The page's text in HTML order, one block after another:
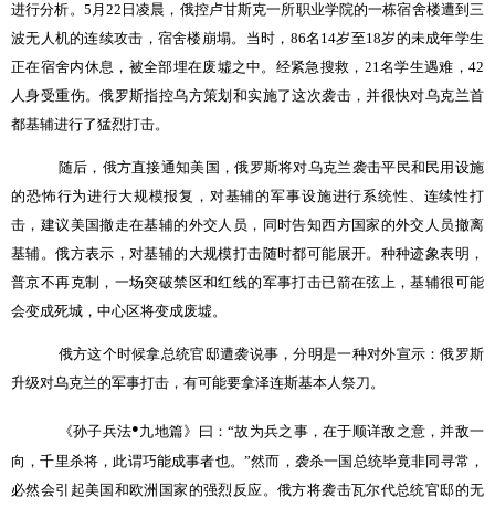
进行分析。 5 月 22 日凌晨，俄控卢甘斯克一所职业学院的一栋宿舍楼遭到三
波无人机的连续攻击，宿舍楼崩塌。当时， 86名 14岁至18岁的未成年学生
正在宿舍内休息，被全部埋在废墟之中。经紧急搜救， 21名学生遇难，42
人身受重伤。俄罗斯指控乌方策划和实施了这次袭击，并很快对乌克兰首
都基辅进行了猛烈打击。
随后，俄方直接通知美国，俄罗斯将对乌克兰袭击平民和民用设施
的恐怖行为进行大规模报复，对基辅的军事设施进行系统性、连续性打
击，建议美国撤走在基辅的外交人员，同时告知西方国家的外交人员撤离
基辅。俄方表示，对基辅的大规模打击随时都可能展开。种种迹象表明，
普京不再克制，一场突破禁区和红线的军事打击已箭在弦上，基辅很可能
会变成死城，中心区将变成废墟。
俄方这个时候拿总统官邸遭袭说事，分明是一种对外宣示：俄罗斯
升级对乌克兰的军事打击，有可能要拿泽连斯基本人祭刀。
《孙子兵法●九地篇》曰：“故为兵之事，在于顺详敌之意，并敌一
向，千里杀将，此谓巧能成事者也。 ”然而，袭杀一国总统毕竟非同寻常，
必然会引起美国和欧洲国家的强烈反应。俄方将袭击瓦尔代总统官邸的无